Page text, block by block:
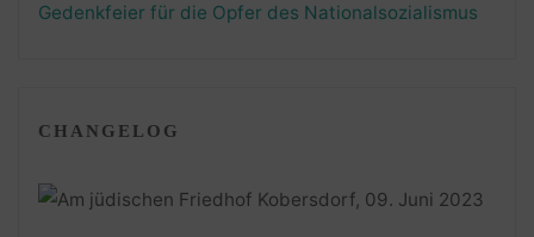
Gedenkfeier für die Opfer des Nationalsozialismus
CHANGELOG